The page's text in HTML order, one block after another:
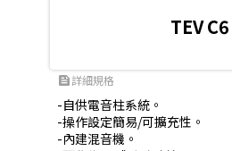
TEV C6
feed詳細規格
-自供電音柱系統。
-操作設定簡易/可擴充性。
-內建混音機。